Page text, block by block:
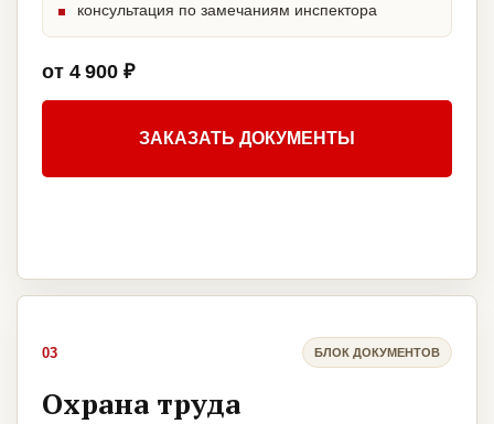
консультация по замечаниям инспектора
от 4 900 ₽
ЗАКАЗАТЬ ДОКУМЕНТЫ
03 БЛОК ДОКУМЕНТОВ
Охрана труда